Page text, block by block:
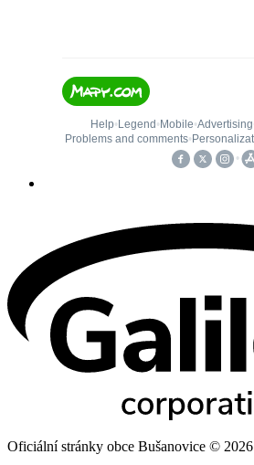
Oficiální stránky obce Bušanovice © 2026